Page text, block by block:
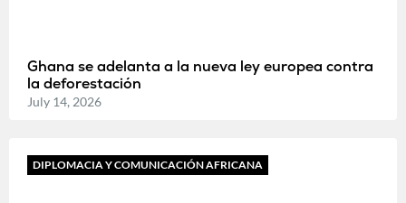
Ghana se adelanta a la nueva ley europea contra
la deforestación
July 14, 2026
DIPLOMACIA Y COMUNICACIÓN AFRICANA